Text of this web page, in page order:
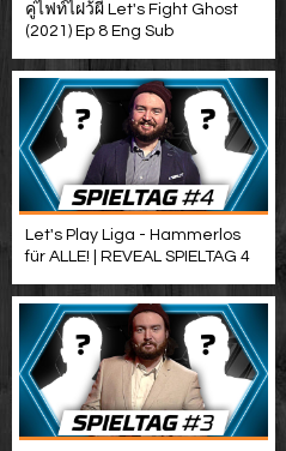
คู่ไฟท์ไฝว้ผี Let's Fight Ghost
(2021) Ep 8 Eng Sub
Let's Play Liga - Hammerlos
für ALLE! | REVEAL SPIELTAG 4